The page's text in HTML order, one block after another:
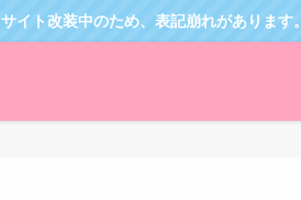
サイト改装中のため、表記崩れがあります。